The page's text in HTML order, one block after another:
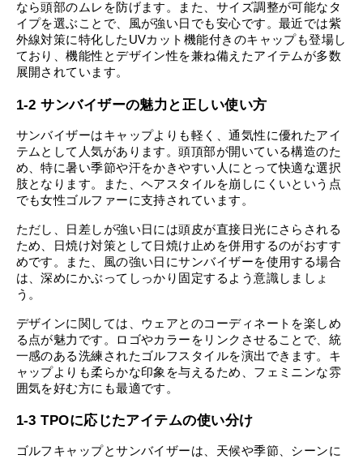
なら頭部のムレを防げます。また、サイズ調整が可能なタ
イプを選ぶことで、風が強い日でも安心です。最近では紫
外線対策に特化したUVカット機能付きのキャップも登場し
ており、機能性とデザイン性を兼ね備えたアイテムが多数
展開されています。
1-2 サンバイザーの魅力と正しい使い方
サンバイザーはキャップよりも軽く、通気性に優れたアイ
テムとして人気があります。頭頂部が開いている構造のた
め、特に暑い季節や汗をかきやすい人にとって快適な選択
肢となります。また、ヘアスタイルを崩しにくいという点
でも女性ゴルファーに支持されています。
ただし、日差しが強い日には頭皮が直接日光にさらされる
ため、日焼け対策として日焼け止めを併用するのがおすす
めです。また、風の強い日にサンバイザーを使用する場合
は、深めにかぶってしっかり固定するよう意識しましょ
う。
デザインに関しては、ウェアとのコーディネートを楽しめ
る点が魅力です。ロゴやカラーをリンクさせることで、統
一感のある洗練されたゴルフスタイルを演出できます。キ
ャップよりも柔らかな印象を与えるため、フェミニンな雰
囲気を好む方にも最適です。
1-3 TPOに応じたアイテムの使い分け
ゴルフキャップとサンバイザーは、天候や季節、シーンに